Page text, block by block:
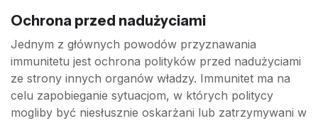
Ochrona przed nadużyciami
Jednym z głównych powodów przyznawania
immunitetu jest ochrona polityków przed nadużyciami
ze strony innych organów władzy. Immunitet ma na
celu zapobieganie sytuacjom, w których politycy
mogliby być niesłusznie oskarżani lub zatrzymywani w